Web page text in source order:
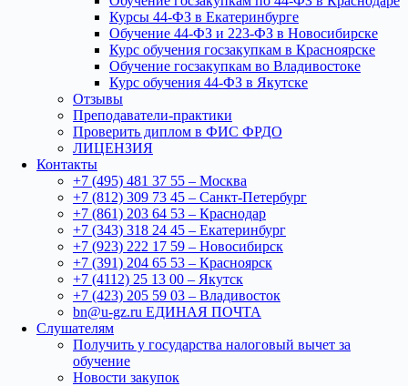
Курсы 44-ФЗ в Екатеринбурге
Обучение 44-ФЗ и 223-ФЗ в Новосибирске
Курс обучения госзакупкам в Красноярске
Обучение госзакупкам во Владивостоке
Курс обучения 44-ФЗ в Якутске
Отзывы
Преподаватели-практики
Проверить диплом в ФИС ФРДО
ЛИЦЕНЗИЯ
Контакты
+7 (495) 481 37 55 – Москва
+7 (812) 309 73 45 – Санкт-Петербург
+7 (861) 203 64 53 – Краснодар
+7 (343) 318 24 45 – Екатеринбург
+7 (923) 222 17 59 – Новосибирск
+7 (391) 204 65 53 – Красноярск
+7 (4112) 25 13 00 – Якутск
+7 (423) 205 59 03 – Владивосток
bn@u-gz.ru ЕДИНАЯ ПОЧТА
Слушателям
Получить у государства налоговый вычет за
обучение
Новости закупок